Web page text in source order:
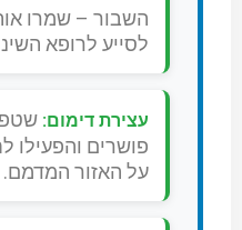
השבור – שמרו
לסייע לרופא
עצירת דימום:
פושרים והפעילו
על האזור המדמם.